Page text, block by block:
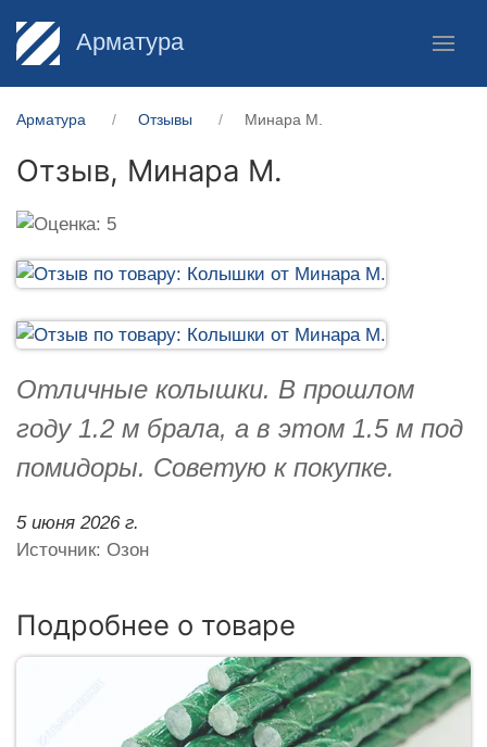
Арматура
Арматура Отзывы Минара М.
Отзыв, Минара М.
Отличные колышки. В прошлом
году 1.2 м брала, а в этом 1.5 м под
помидоры. Советую к покупке.
5 июня 2026 г.
Источник: Озон
Подробнее о товаре